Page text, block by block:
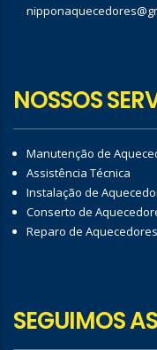
NOSSOS
Manutenção de
Assistência Técnica
Instalação de
Conserto de
Reparo de Aquecedores
SEGUIMOS